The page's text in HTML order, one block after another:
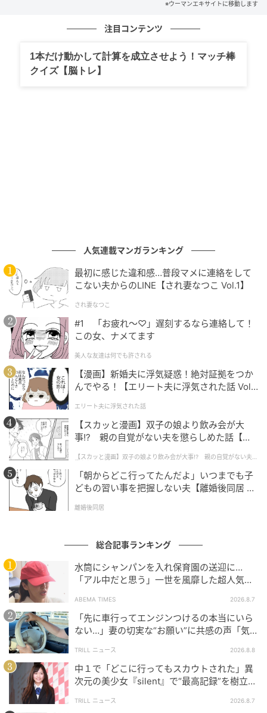
ウーマンエキサイト
ウーマンエキサイト
ウーマンエキサイト
※ウーマンエキサイトに移動します
注目コンテンツ
1本だけ動かして計算を成立させよう！マッチ棒
クイズ【脳トレ】
人気連載マンガランキング
最初に感じた違和感…普段マメに連絡をして
こない夫からのLINE【され妻なつこ Vol.1】
され妻なつこ
#1 「お疲れ〜♡」遅刻するなら連絡して！
この女、ナメてます
美人な友達は何でも許される
【漫画】新婚夫に浮気疑惑！絶対証拠をつか
んでやる！【エリート夫に浮気された話 Vol.
エリート夫に浮気された話
【スカッと漫画】双子の娘より飲み会が大
事!? 親の自覚がない夫を懲らしめた話【第1
【スカッと漫画】双子の娘より飲み会が大事!? 親の自覚がない夫を
懲らしめた話
「朝からどこ行ってたんだよ」いつまでも子
どもの習い事を把握しない夫【離婚後同居 Vo
離婚後同居
総合記事ランキング
水筒にシャンパンを入れ保育園の送迎に…
「アル中だと思う」一世を風靡した超人気タ
ABEMA TIMES 2026.8.7
「先に車行ってエンジンつけるの本当にいら
ない…」妻の切実な“お願い”に共感の声「気
TRILL ニュース 2026.8.8
中１で「どこに行ってもスカウトされた」異
次元の美少女『silent』で“最高記録”を樹立し
TRILL ニュース 2026.8.7